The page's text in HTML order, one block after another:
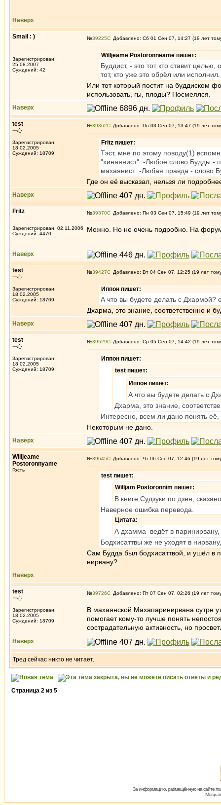
Наверх
Smail : )
Зарегистрирован:
25.08.2007
Суждений: 42
№39225 Добавлено: Сб 01 Сен 07, 14:27 (19 лет
Willjeame Postoronneame пишет:
Буддист, - это тот кто ставит
тот, кто уже это обрёл или исполнил.
Или тот который постит на буддиском
использовать, гы, плоды? Посмеялся.
Наверх
test
一心
Зарегистрирован:
18.02.2005
Суждений: 18709
№39362 Добавлено: Пн 03 Сен 07, 13:47 (19 лет
Fritz пишет:
Тэст, мне по этому поводу(1)
"хинаянист": -Любое слово Будды -
махаянист: -Любая правда - слово
Где он её высказал, нельзя ли
Наверх
Fritz
Зарегистрирован: 02.11.2006
Суждений: 4470
№39370 Добавлено: Пн 03 Сен 07, 15:49 (19 лет
Можно. Но не очень подробно. На
Наверх
test
一心
Зарегистрирован:
18.02.2005
Суждений: 18709
№39427 Добавлено: Вт 04 Сен 07, 12:25 (19 лет
Иппон пишет:
А что вы будете делать с Дхармой?
Дхарма, это знание, соответственно и
Наверх
test
一心
Зарегистрирован:
18.02.2005
Суждений: 18709
№39529 Добавлено: Ср 05 Сен 07, 14:42 (19 лет
Иппон пишет:
test пишет:
Иппон пишет:
А что вы будете делать с
Дхарма, это знание,
Интересно, всем ли дано понять
Некоторым не дано.
Наверх
Willjeame
Postoronnyame
Гость
№39645 Добавлено: Чт 06 Сен 07, 12:46 (19 лет
test пишет:
Willjam Postoronnim пишет:
В книге Судзуки по дзен,
Наверное ошибка перевода.
Цитата:
А дхамма ведёт в
Бодхисаттвы же не уходят в
Сам Будда был бодхисаттвой, и ушёл в
нирвану?
Наверх
test
一心
Зарегистрирован:
18.02.2005
Суждений: 18709
№39726 Добавлено: Пт 07 Сен 07, 02:26 (19 лет
В махаянской Махапаринирвана сутре
помогает кому-то лучше понять
сострадательную активность, но
Наверх
Тред сейчас никто не читает.
Страница 2 из 5
За информацию, размещённую на сайте
Мощь